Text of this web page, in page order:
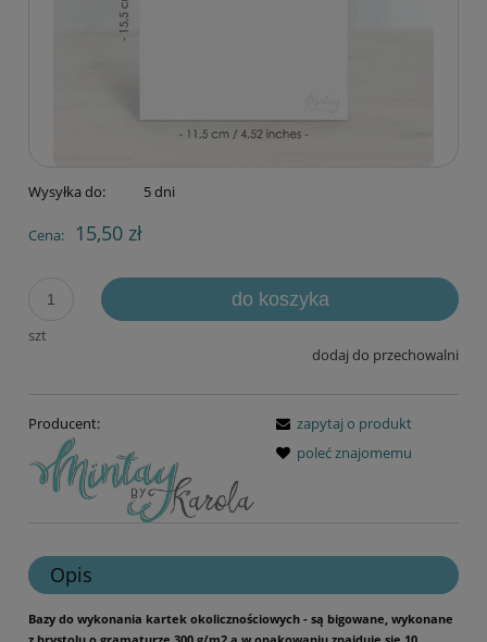
Wysyłka do: 5 dni
Cena: 15,50 zł
szt
do koszyka
dodaj do przechowalni
Producent:
zapytaj o produkt
poleć znajomemu
Opis
Bazy do wykonania kartek okolicznościowych - są bigowane, wykonane